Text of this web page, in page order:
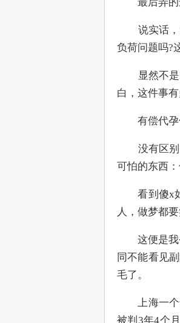
说实话，我
负荷问题吗?
显然不是
白，这件事有
有偿代孕倘
没有区别!
可怕的东西
看到傻x如
人，做梦都要
这便是我今
同不能看见
毛了。
上海一个普
被判3年4个